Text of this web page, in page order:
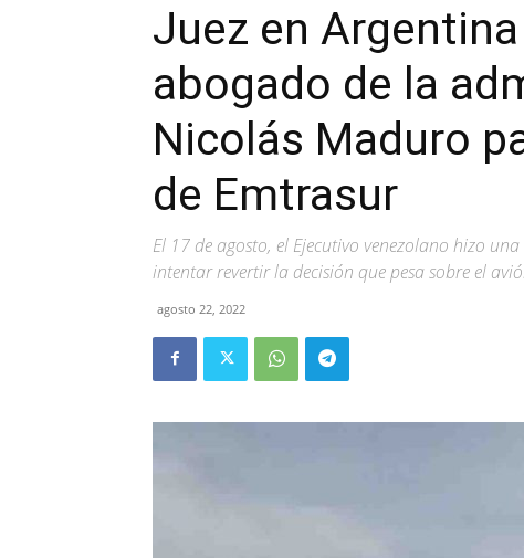
Juez en
abogado de la
Nicolás Maduro
de Emtrasur
El 17 de agosto, el Ejecutivo venezolano hizo
intentar revertir la decisión que pesa sobre el
agosto 22, 2022